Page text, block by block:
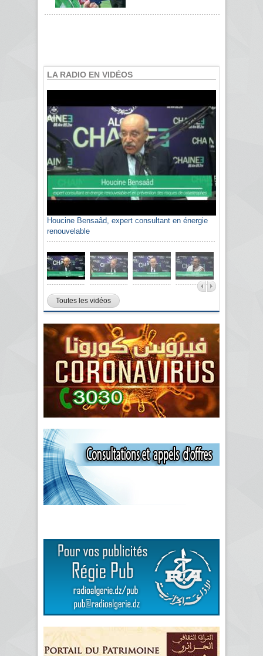
LA RADIO EN VIDÉOS
Houcine Bensaâd, expert consultant en énergie
renouvelable
Toutes les vidéos